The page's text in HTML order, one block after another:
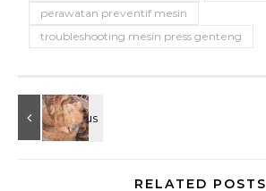
perawatan preventif mesin
troubleshooting mesin press genteng
RELATED POSTS